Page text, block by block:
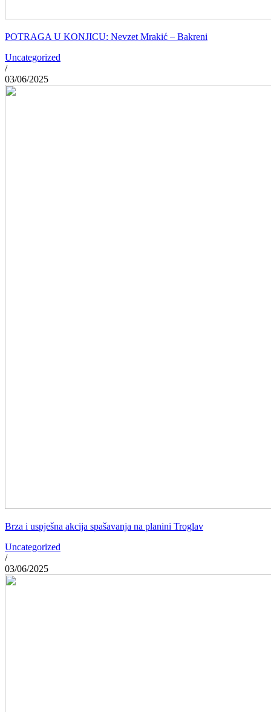
POTRAGA U KONJICU: Nevzet Mrakić – Bakreni
Uncategorized
/
03/06/2025
Brza i uspješna akcija spašavanja na planini Troglav
Uncategorized
/
03/06/2025